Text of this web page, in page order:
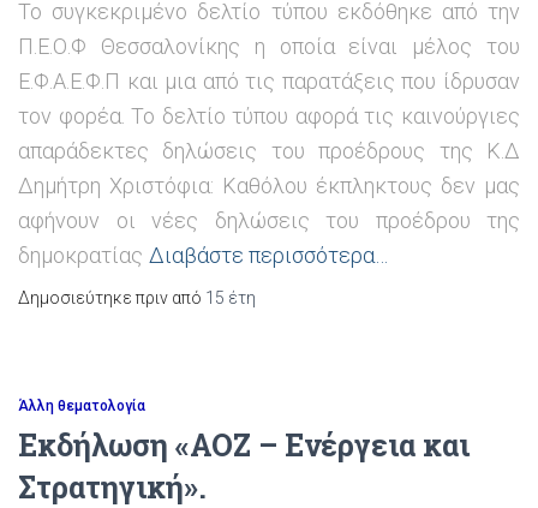
Το συγκεκριμένο δελτίο τύπου εκδόθηκε από την
Π.Ε.Ο.Φ Θεσσαλονίκης η οποία είναι μέλος του
Ε.Φ.Α.Ε.Φ.Π και μια από τις παρατάξεις που ίδρυσαν
τον φορέα. Το δελτίο τύπου αφορά τις καινούργιες
απαράδεκτες δηλώσεις του προέδρους της Κ.Δ
Δημήτρη Χριστόφια: Καθόλου έκπληκτους δεν μας
αφήνουν οι νέες δηλώσεις του προέδρου της
δημοκρατίας Διαβάστε περισσότερα…
Δημοσιεύτηκε πριν από 15 έτη
Άλλη θεματολογία
Εκδήλωση «AOZ – Ενέργεια και
Στρατηγική».